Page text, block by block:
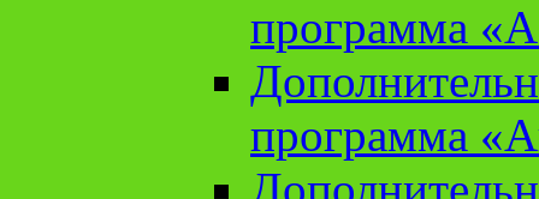
программа
программа